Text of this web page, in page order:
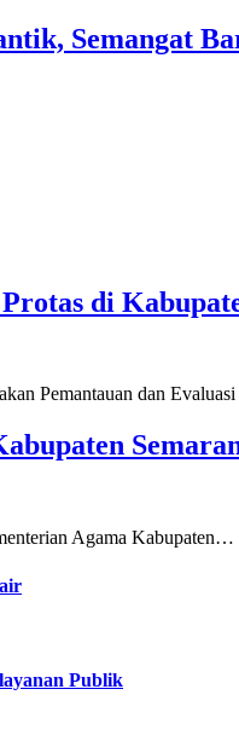
Semangat
di
Pemantauan dan
Agama Kabupaten…
Publik